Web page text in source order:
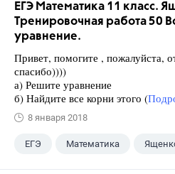
ЕГЭ Математика 11 класс.
Тренировочная работа 50
уравнение.
Привет, помогите , пожалуйста,
спасибо))))
а) Решите уравнение
б) Найдите все корни этого (
8 января 2018
ЕГЭ Математика